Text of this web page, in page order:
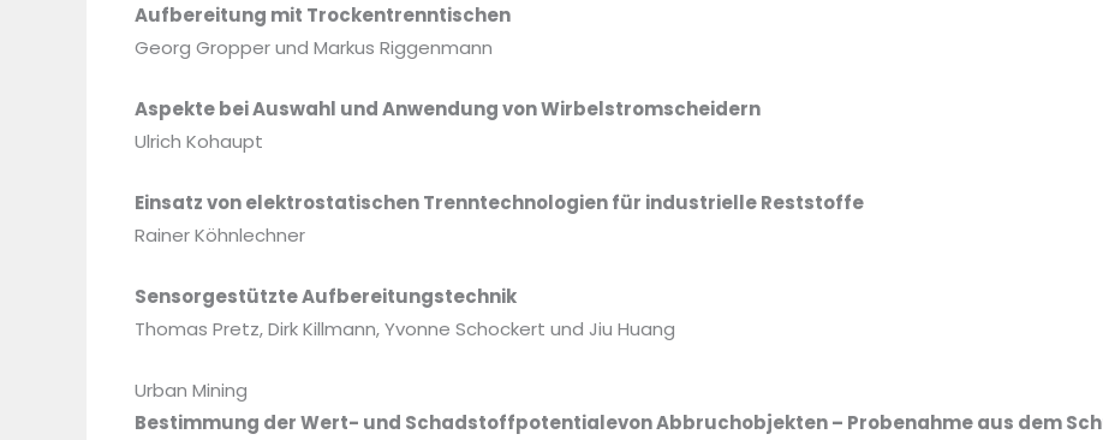
Aufbereitung mit Trockentrenntischen
Georg Gropper und Markus Riggenmann
Aspekte bei Auswahl und Anwendung von Wirbelstromscheidern
Ulrich Kohaupt
Einsatz von elektrostatischen Trenntechnologien für industrielle Reststoffe
Rainer Köhnlechner
Sensorgestützte Aufbereitungstechnik
Thomas Pretz, Dirk Killmann, Yvonne Schockert und Jiu Huang
Urban Mining
Bestimmung der Wert- und Schadstoffpotentialevon Abbruchobjekten – Probenahme aus dem